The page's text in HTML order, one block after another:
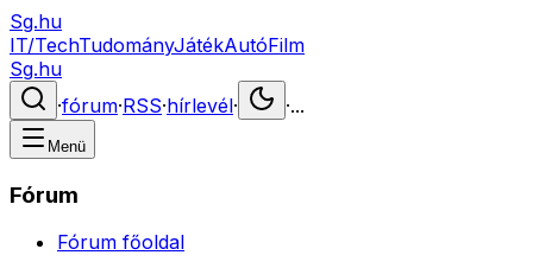
Sg.hu
IT/TechTudományJátékAutóFilm
Sg.hu
·fórum·RSS·hírlevél· ·...
Menü
Fórum
Fórum főoldal